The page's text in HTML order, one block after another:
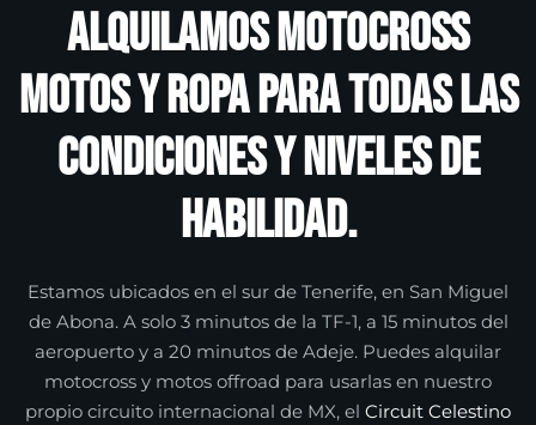
Alquilamos motocross
motos y ropa para todas las
condiciones y niveles de
habilidad.
Estamos ubicados en el sur de Tenerife, en San Miguel
de Abona. A solo 3 minutos de la TF-1, a 15 minutos del
aeropuerto y a 20 minutos de Adeje. Puedes alquilar
motocross y motos offroad para usarlas en nuestro
propio circuito internacional de MX, el Circuit Celestino